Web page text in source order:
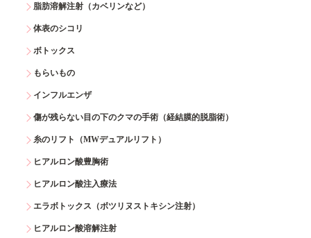
脂肪溶解注射（カベリンなど）
体表のシコリ
ボトックス
もらいもの
インフルエンザ
傷が残らない目の下のクマの手術（経結膜的脱脂術）
糸のリフト（MWデュアルリフト）
ヒアルロン酸豊胸術
ヒアルロン酸注入療法
エラボトックス（ボツリヌストキシン注射）
ヒアルロン酸溶解注射